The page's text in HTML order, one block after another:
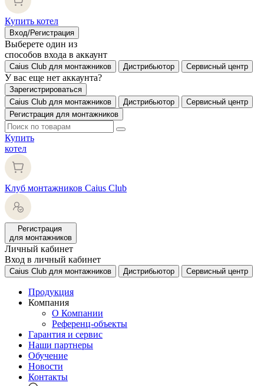
Купить котел
Вход/Регистрация
Выберете один из
способов входа в аккаунт
Caius Club для монтажников Дистрибьютор Сервисный центр
У вас еще нет аккаунта?
Зарегистрироваться
Caius Club для монтажников
Дистрибьютор
Сервисный центр
Регистрация для монтажников
Купить
котел
Клуб монтажников Caius Club
Регистрация
для монтажников
Личный кабинет
Вход в личный кабинет
Caius Club для монтажников Дистрибьютор Сервисный центр
Продукция
Компания
О Компании
Референц-объекты
Гарантия и сервис
Наши партнеры
Обучение
Новости
Контакты